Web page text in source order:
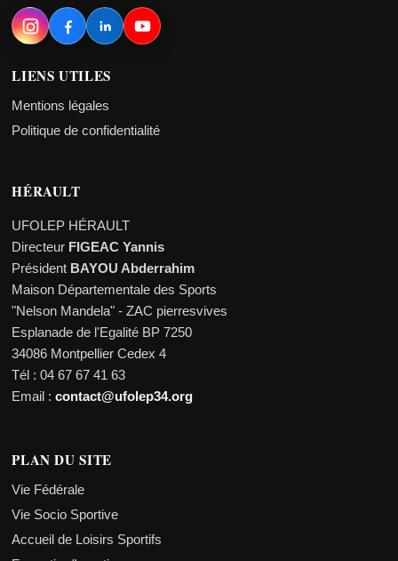
LIENS UTILES
Mentions légales
Politique de confidentialité
HÉRAULT
UFOLEP HÉRAULT
Directeur FIGEAC Yannis
Président BAYOU Abderrahim
Maison Départementale des Sports
"Nelson Mandela" - ZAC pierresvives
Esplanade de l'Egalité BP 7250
34086 Montpellier Cedex 4
Tél : 04 67 67 41 63
Email :contact@ufolep34.org
PLAN DU SITE
Vie Fédérale
Vie Socio Sportive
Accueil de Loisirs Sportifs